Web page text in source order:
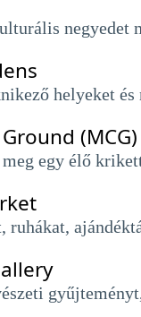
helyeket
(MCG)
egy élő